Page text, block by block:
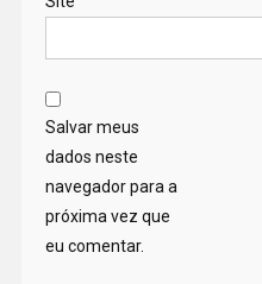
Salvar meus
dados neste
navegador para a
próxima vez que
eu comentar.